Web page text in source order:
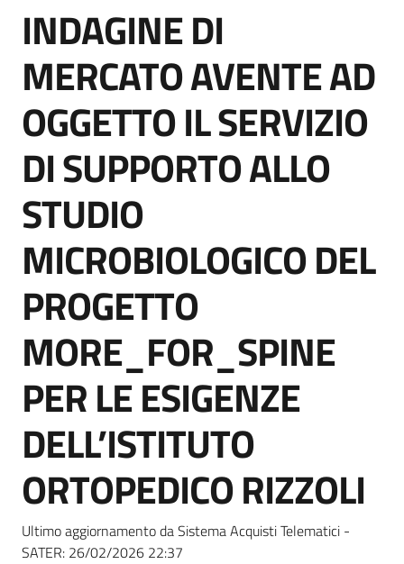
strumenti
Supporto
Piattaforme
telematiche
English
site
Seguici
su
Salta al contenuto
INDAGINE DI
MERCATO AVENTE AD
OGGETTO IL SERVIZIO
DI SUPPORTO ALLO
STUDIO
MICROBIOLOGICO DEL
PROGETTO
MORE_FOR_SPINE
PER LE ESIGENZE
DELL’ISTITUTO
ORTOPEDICO RIZZOLI
Ultimo aggiornamento da Sistema Acquisti Telematici -
SATER: 26/02/2026 22:37